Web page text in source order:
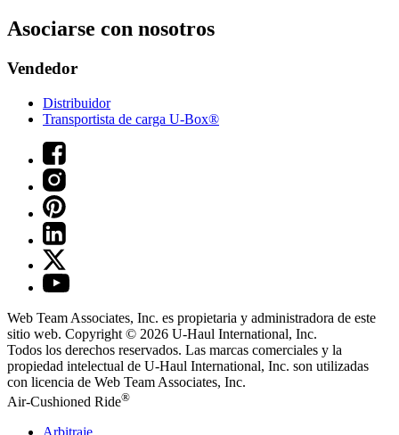
Asociarse con nosotros
Vendedor
Distribuidor
Transportista de carga U-Box®
Web Team Associates, Inc. es propietaria y administradora de este
sitio web. Copyright © 2026 U-Haul International, Inc.
Todos los derechos reservados. Las marcas comerciales y la
propiedad intelectual de U-Haul International, Inc. son utilizadas
con licencia de Web Team Associates, Inc.
Air-Cushioned Ride®